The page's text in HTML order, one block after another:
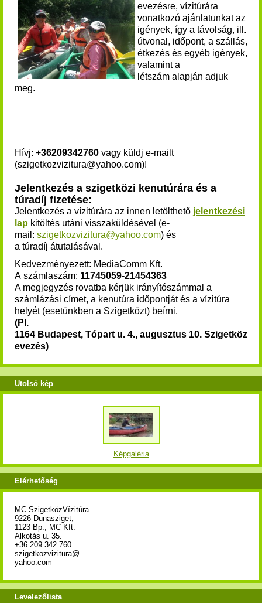
evezésre, vízitúrára
vonatkozó ajánlatunkat az
igények, így a távolság, ill.
útvonal, időpont, a szállás,
étkezés és egyéb igények,
valamint a
létszám alapján adjuk
meg.
Hívj: +36209342760 vagy küldj e-mailt
(szigetkozvizitura@yahoo.com)!
Jelentkezés a szigetközi kenutúrára és a
túradíj fizetése:
Jelentkezés a vízitúrára az innen letölthető jelentkezési
lap kitöltés utáni visszaküldésével (e-
mail: szigetkozvizitura@yahoo.com) és
a túradíj átutalásával.
Kedvezményezett: MediaComm Kft.
A számlaszám: 11745059-21454363
A megjegyzés rovatba kérjük irányítószámmal a
számlázási címet, a kenutúra időpontját és a vízitúra
helyét (esetünkben a Szigetközt) beírni.
(Pl.
1164 Budapest, Tópart u. 4., augusztus 10. Szigetköz
evezés)
Utolsó kép
Képgaléria
Elérhetőség
MC SzigetközVízitúra
9226 Dunasziget,
1123 Bp., MC Kft.
Alkotás u. 35.
+36 209 342 760
szigetkozvizitura@
yahoo.com
Levelezőlista